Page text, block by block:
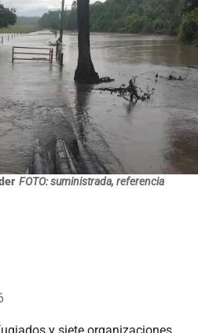
FOTO: suministrada, referencia
y siete organizaciones